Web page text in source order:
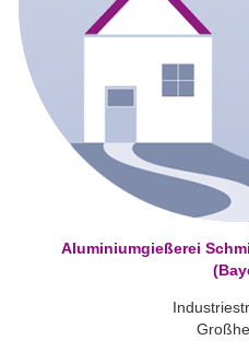
Aluminiumgießerei